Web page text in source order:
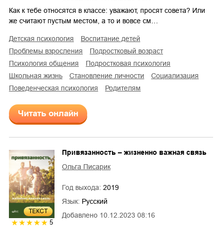
Как к тебе относятся в классе: уважают, просят совета? Или
же считают пустым местом, а то и вовсе см…
детская психология
воспитание детей
проблемы взросления
подростковый возраст
психология общения
подростковая психология
школьная жизнь
становление личности
социализация
поведенческая психология
родителям
Читать онлайн
ТЕКСТ
5
Добавлено 10.12.2023 08:16
Привязанность – жизненно важная связь
Ольга Писарик
Год выхода: 2019
Язык: Русский